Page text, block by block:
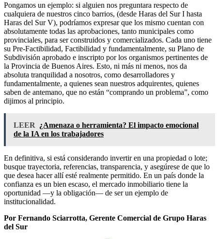
Pongamos un ejemplo: si alguien nos preguntara respecto de
cualquiera de nuestros cinco barrios, (desde Haras del Sur I hasta
Haras del Sur V), podríamos expresar que los mismo cuentan con
absolutamente todas las aprobaciones, tanto municipales como
provinciales, para ser construidos y comercializados. Cada uno tiene
su Pre-Factibilidad, Factibilidad y fundamentalmente, su Plano de
Subdivisión aprobado e inscripto por los organismos pertinentes de
la Provincia de Buenos Aires. Esto, ni más ni menos, nos da
absoluta tranquilidad a nosotros, como desarrolladores y
fundamentalmente, a quienes sean nuestros adquirentes, quienes
saben de antemano, que no están “comprando un problema”, como
dijimos al principio.
LEER ¿Amenaza o herramienta? El impacto emocional
de la IA en los trabajadores
En definitiva, si está considerando invertir en una propiedad o lote;
busque trayectoria, referencias, transparencia, y asegúrese de que lo
que desea hacer allí esté realmente permitido. En un país donde la
confianza es un bien escaso, el mercado inmobiliario tiene la
oportunidad —y la obligación— de ser un ejemplo de
institucionalidad.
Por Fernando Sciarrotta, Gerente Comercial de Grupo Haras
del Sur